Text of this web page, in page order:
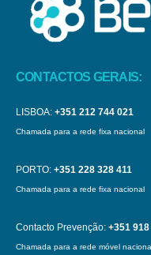
CONTACTOS GERAIS:
LISBOA: +351 212 744 021
Chamada para a rede fixa nacional
PORTO: +351 228 328 411
Chamada para a rede fixa nacional
Contacto Prevenção: +351
Chamada para a rede móvel